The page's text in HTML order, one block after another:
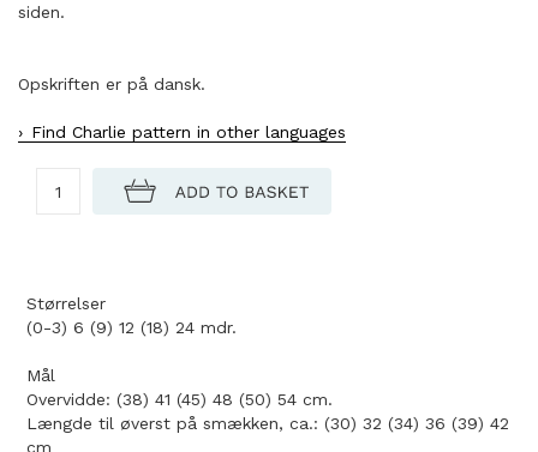
siden.
Opskriften er på dansk.
Find Charlie pattern in other languages
Størrelser
(0-3) 6 (9) 12 (18) 24 mdr.
Mål
Overvidde: (38) 41 (45) 48 (50) 54 cm.
Længde til øverst på smækken, ca.: (30) 32 (34) 36 (39) 42
cm